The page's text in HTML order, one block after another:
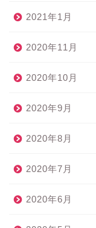
2021年1月
2020年11月
2020年10月
2020年9月
2020年8月
2020年7月
2020年6月